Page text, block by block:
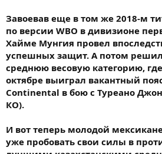
Завоевав еще в том же 2018-м
по версии WBO в дивизионе
Хайме Мунгия провел
успешных защит. А потом решил
среднюю весовую категорию,
октябре выиграл вакантный
Continental в бою с Туреано
КО).
И вот теперь молодой
уже пробовать свои силы в